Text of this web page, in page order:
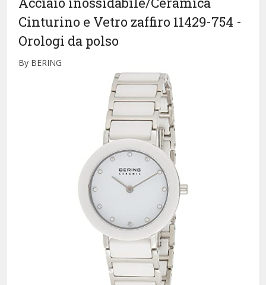
Cinturino e Vetro zaffiro 11429-754 -
Orologi da polso
By BERING